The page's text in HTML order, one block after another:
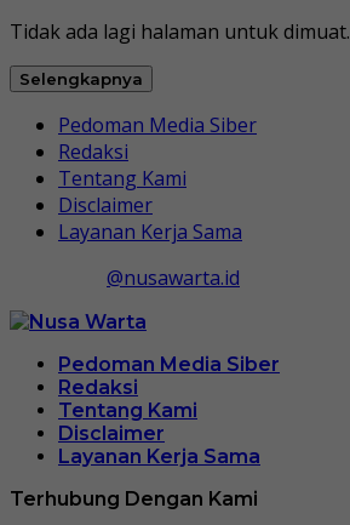
Tidak ada lagi halaman untuk dimuat.
Selengkapnya
Pedoman Media Siber
Redaksi
Tentang Kami
Disclaimer
Layanan Kerja Sama
@nusawarta.id
Pedoman Media Siber
Redaksi
Tentang Kami
Disclaimer
Layanan Kerja Sama
Terhubung Dengan Kami